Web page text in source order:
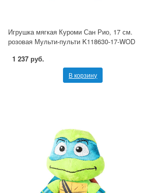
Игрушка мягкая Куроми Сан Рио, 17 см.
розовая Мульти-пульти K118630-17-WOD
1 237 руб.
В корзину